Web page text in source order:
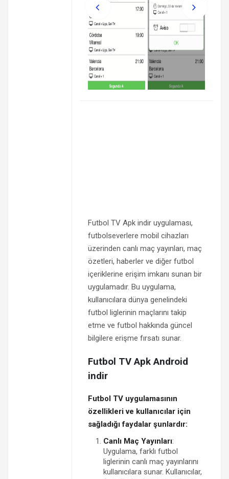
Futbol TV Apk indir uygulaması,
futbolseverlere mobil cihazları
üzerinden canlı maç yayınları, maç
özetleri, haberler ve diğer futbol
içeriklerine erişim imkanı sunan bir
uygulamadır. Bu uygulama,
kullanıcılara dünya genelindeki
futbol liglerinin maçlarını takip
etme ve futbol hakkında güncel
bilgilere erişme fırsatı sunar.
Futbol TV Apk Android
indir
Futbol TV uygulamasının
özellikleri ve kullanıcılar için
sağladığı faydalar şunlardır:
Canlı Maç Yayınları:
Uygulama, farklı futbol
liglerinin canlı maç yayınlarını
kullanıcılara sunar. Kullanıcılar,